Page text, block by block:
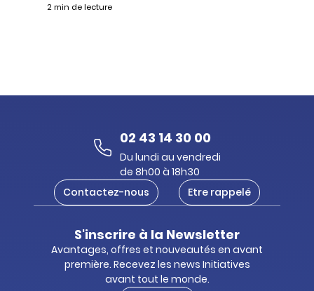
2 min de lecture
02 43 14 30 00
Du lundi au vendredi
de 8h00 à 18h30
Contactez-nous
Etre rappelé
S'inscrire à la Newsletter
Avantages, offres et nouveautés en avant
première. Recevez les news Initiatives
avant tout le monde.